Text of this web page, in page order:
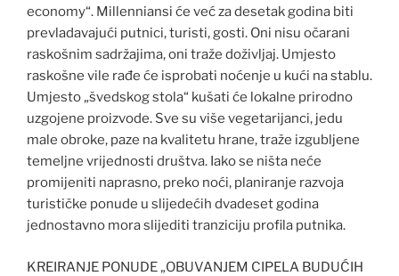
economy“. Millenniansi će već za desetak godina biti
prevladavajući putnici, turisti, gosti. Oni nisu očarani
raskošnim sadržajima, oni traže doživljaj. Umjesto
raskošne vile rađe će isprobati noćenje u kući na stablu.
Umjesto „švedskog stola“ kušati će lokalne prirodno
uzgojene proizvode. Sve su više vegetarijanci, jedu
male obroke, paze na kvalitetu hrane, traže izgubljene
temeljne vrijednosti društva. Iako se ništa neće
promijeniti naprasno, preko noći, planiranje razvoja
turističke ponude u slijedećih dvadeset godina
jednostavno mora slijediti tranziciju profila putnika.
KREIRANJE PONUDE „OBUVANJEM CIPELA BUDUĆIH